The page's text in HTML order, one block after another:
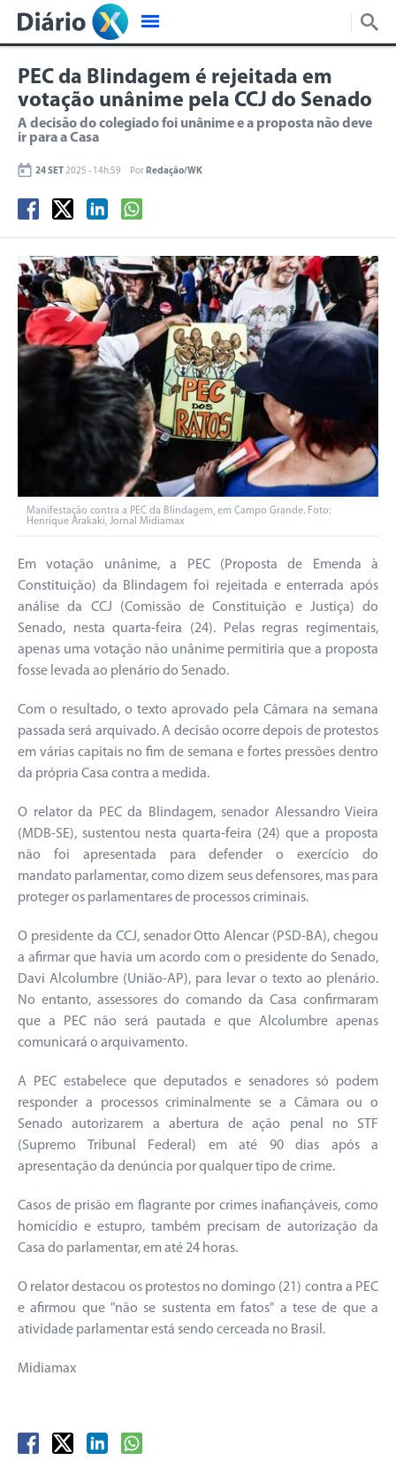
PEC da Blindagem é rejeitada em
votação unânime pela CCJ do Senado
A decisão do colegiado foi unânime e a proposta não deve
ir para a Casa
24 SET2025 - 14h:59 Por Redação/WK
Manifestação contra a PEC da Blindagem, em Campo Grande. Foto:
Henrique Arakaki, Jornal Midiamax
Em votação unânime, a PEC (Proposta de Emenda à
Constituição) da Blindagem foi rejeitada e enterrada após
análise da CCJ (Comissão de Constituição e Justiça) do
Senado, nesta quarta-feira (24). Pelas regras regimentais,
apenas uma votação não unânime permitiria que a proposta
fosse levada ao plenário do Senado.
Com o resultado, o texto aprovado pela Câmara na semana
passada será arquivado. A decisão ocorre depois de protestos
em várias capitais no fim de semana e fortes pressões dentro
da própria Casa contra a medida.
O relator da PEC da Blindagem, senador Alessandro Vieira
(MDB-SE), sustentou nesta quarta-feira (24) que a proposta
não foi apresentada para defender o exercício do
mandato parlamentar, como dizem seus defensores, mas para
proteger os parlamentares de processos criminais.
O presidente da CCJ, senador Otto Alencar (PSD-BA), chegou
a afirmar que havia um acordo com o presidente do Senado,
Davi Alcolumbre (União-AP), para levar o texto ao plenário.
No entanto, assessores do comando da Casa confirmaram
que a PEC não será pautada e que Alcolumbre apenas
comunicará o arquivamento.
A PEC estabelece que deputados e senadores só podem
responder a processos criminalmente se a Câmara ou o
Senado autorizarem a abertura de ação penal no STF
(Supremo Tribunal Federal) em até 90 dias após a
apresentação da denúncia por qualquer tipo de crime.
Casos de prisão em flagrante por crimes inafiançáveis, como
homicídio e estupro, também precisam de autorização da
Casa do parlamentar, em até 24 horas.
O relator destacou os protestos no domingo (21) contra a PEC
e afirmou que "não se sustenta em fatos" a tese de que a
atividade parlamentar está sendo cerceada no Brasil.
Midiamax